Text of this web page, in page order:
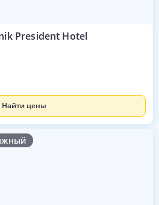
President Hotel
Найти цены